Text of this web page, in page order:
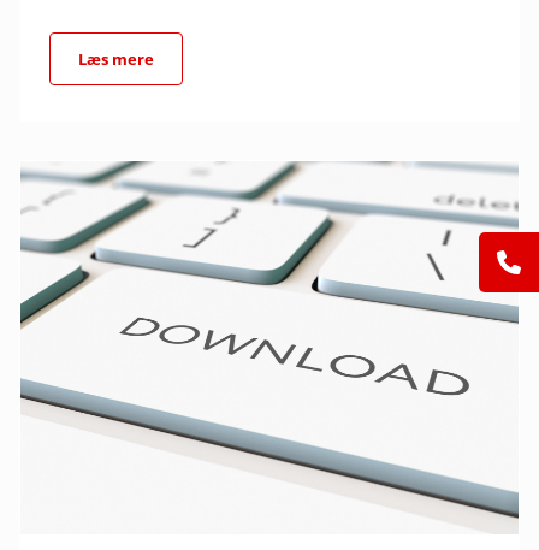
Læs mere